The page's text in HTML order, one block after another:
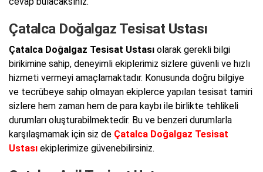
Çatalca Doğalgaz Tesisat Ustası
Çatalca Doğalgaz Tesisat Ustası olarak gerekli bilgi
birikimine sahip, deneyimli ekiplerimiz sizlere güvenli ve hızlı
hizmeti vermeyi amaçlamaktadır. Konusunda doğru bilgiye
ve tecrübeye sahip olmayan ekiplerce yapılan tesisat tamiri
sizlere hem zaman hem de para kaybı ile birlikte tehlikeli
durumları oluşturabilmektedir. Bu ve benzeri durumlarla
karşılaşmamak için siz de Çatalca Doğalgaz Tesisat
Ustası ekiplerimize güvenebilirsiniz.